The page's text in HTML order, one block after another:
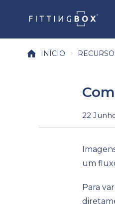
INÍCIO
22
um
Para